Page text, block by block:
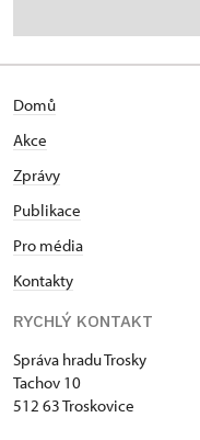
Domů
Akce
Zprávy
Publikace
Pro média
Kontakty
RYCHLÝ KONTAKT
Správa hradu Trosky
Tachov 10
512 63 Troskovice